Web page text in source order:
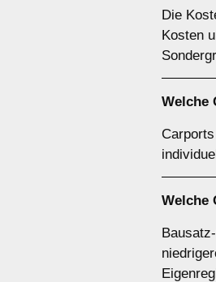
Die
Kosten
Welche
Welche